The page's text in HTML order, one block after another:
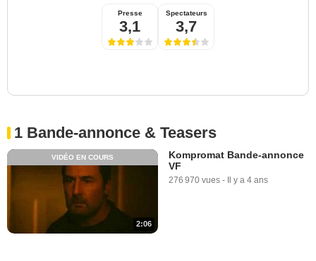
Presse
3,1
Spectateurs
3,7
1 Bande-annonce & Teasers
2:06
VIDÉO EN COURS
Kompromat Bande-annonce
VF
276 970 vues - Il y a 4 ans